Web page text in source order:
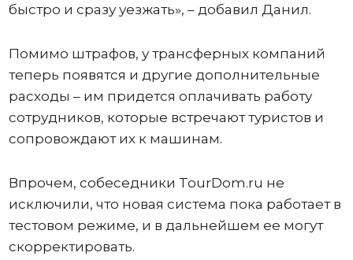
быстро и сразу уезжать», – добавил Данил.
Помимо штрафов, у трансферных компаний
теперь появятся и другие дополнительные
расходы – им придется оплачивать работу
сотрудников, которые встречают туристов и
сопровождают их к машинам.
Впрочем, собеседники TourDom.ru не
исключили, что новая система пока работает в
тестовом режиме, и в дальнейшем ее могут
скорректировать.